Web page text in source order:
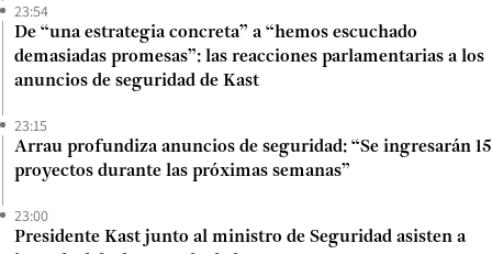
23:54
De “una estrategia concreta” a “hemos escuchado
demasiadas promesas”: las reacciones parlamentarias a los
anuncios de seguridad de Kast
23:15
Arrau profundiza anuncios de seguridad: “Se ingresarán 15
proyectos durante las próximas semanas”
23:00
Presidente Kast junto al ministro de Seguridad asisten a